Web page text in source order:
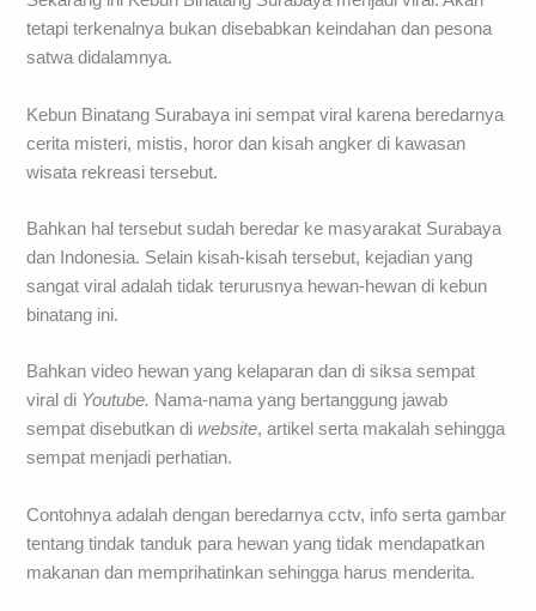
tetapi terkenalnya bukan disebabkan keindahan dan pesona
satwa didalamnya.
Kebun Binatang Surabaya ini sempat viral karena beredarnya
cerita misteri, mistis, horor dan kisah angker di kawasan
wisata rekreasi tersebut.
Bahkan hal tersebut sudah beredar ke masyarakat Surabaya
dan Indonesia. Selain kisah-kisah tersebut, kejadian yang
sangat viral adalah tidak terurusnya hewan-hewan di kebun
binatang ini.
Bahkan video hewan yang kelaparan dan di siksa sempat
viral di Youtube. Nama-nama yang bertanggung jawab
sempat disebutkan diwebsite, artikel serta makalah sehingga
sempat menjadi perhatian.
Contohnya adalah dengan beredarnya cctv, info serta gambar
tentang tindak tanduk para hewan yang tidak mendapatkan
makanan dan memprihatinkan sehingga harus menderita.